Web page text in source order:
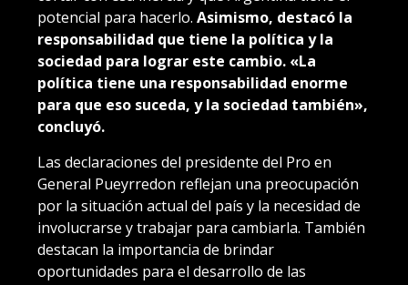
potencial para hacerlo. Asimismo, destacó la
responsabilidad que tiene la política y la
sociedad para lograr este cambio. «La
política tiene una responsabilidad enorme
para que eso suceda, y la sociedad también»,
concluyó.
Las declaraciones del presidente del Pro en
General Pueyrredon reflejan una preocupación
por la situación actual del país y la necesidad de
involucrarse y trabajar para cambiarla. También
destacan la importancia de brindar
oportunidades para el desarrollo de las